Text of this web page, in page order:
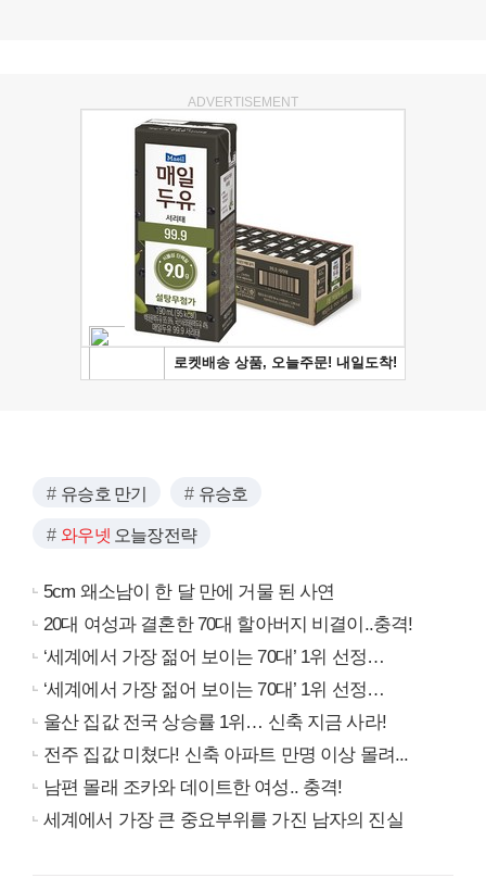
ADVERTISEMENT
유승호 만기 유승호
와우넷 오늘장전략
5cm 왜소남이 한 달 만에 거물 된 사연
20대 여성과 결혼한 70대 할아버지 비결이..충격!
‘세계에서 가장 젊어 보이는 70대’ 1위 선정…
‘세계에서 가장 젊어 보이는 70대’ 1위 선정…
울산 집값 전국 상승률 1위… 신축 지금 사라!
전주 집값 미쳤다! 신축 아파트 만명 이상 몰려...
남편 몰래 조카와 데이트한 여성.. 충격!
세계에서 가장 큰 중요부위를 가진 남자의 진실